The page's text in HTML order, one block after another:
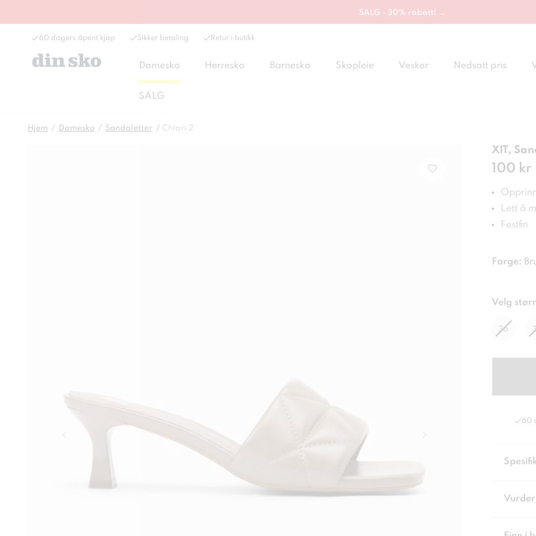
SALG - 30% rabatt! →
60 dagers åpent kjøp Sikker betaling Retur i butikk
Damesko Herresko Barnesko Skopleie Vesker Nedsatt pris
SALG
Hjem Damesko Sandaletter Chiari 2
XIT,
Pris:
100 kr
Lett å
Festfin
Farge:
Velg
36
60